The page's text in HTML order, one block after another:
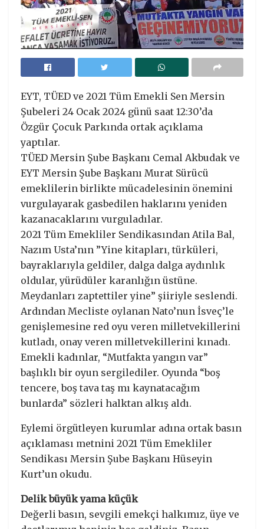
EYT, TÜED ve 2021 Tüm Emekli Sen Mersin
Şubeleri 24 Ocak 2024 günü saat 12:30’da
Özgür Çocuk Parkında ortak açıklama
yaptılar.
TÜED Mersin Şube Başkanı Cemal Akbudak ve
EYT Mersin Şube Başkanı Murat Sürücü
emeklilerin birlikte mücadelesinin önemini
vurgulayarak gasbedilen haklarını yeniden
kazanacaklarını vurguladılar.
2021 Tüm Emekliler Sendikasından Atila Bal,
Nazım Usta’nın ”Yine kitapları, türküleri,
bayraklarıyla geldiler, dalga dalga aydınlık
oldular, yürüdüler karanlığın üstüne.
Meydanları zaptettiler yine” şiiriyle seslendi.
Ardından Mecliste oylanan Nato’nun İsveç’le
genişlemesine red oyu veren milletvekillerini
kutladı, onay veren milletvekillerini kınadı.
Emekli kadınlar, “Mutfakta yangın var”
başlıklı bir oyun sergilediler. Oyunda “boş
tencere, boş tava taş mı kaynatacağım
bunlarda” sözleri halktan alkış aldı.
Eylemi örgütleyen kurumlar adına ortak basın
açıklaması metnini 2021 Tüm Emekliler
Sendikası Mersin Şube Başkanı Hüseyin
Kurt’un okudu.
Delik büyük yama küçük
Değerli basın, sevgili emekçi halkımız, üye ve